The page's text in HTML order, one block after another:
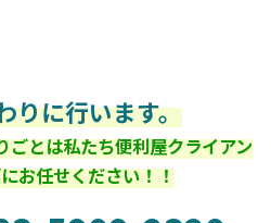
りに行います。
ごとは私たち便利屋クライアン
お任せください！！